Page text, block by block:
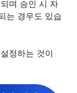
며 승인 시 자
는 경우도 있습
정하는 것이